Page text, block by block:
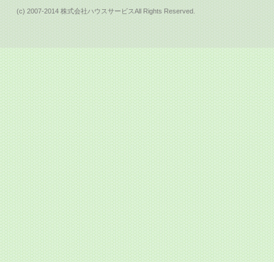
(c) 2007-2014 株式会社ハウスサービスAll Rights Reserved.